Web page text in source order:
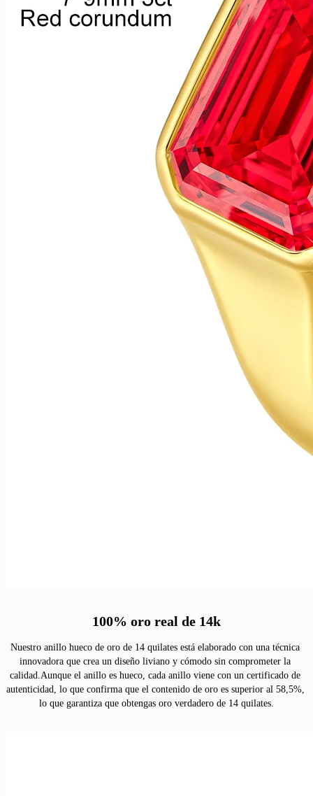
100% oro real de 14k
Nuestro anillo hueco de oro de 14 quilates está elaborado con una técnica
innovadora que crea un diseño liviano y cómodo sin comprometer la
calidad.Aunque el anillo es hueco, cada anillo viene con un certificado de
autenticidad, lo que confirma que el contenido de oro es superior al 58,5%,
lo que garantiza que obtengas oro verdadero de 14 quilates.